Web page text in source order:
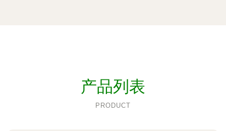
产品列表
PRODUCT